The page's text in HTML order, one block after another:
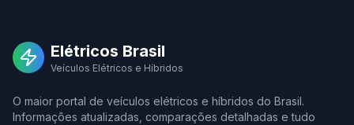
Elétricos Brasil
Veículos Elétricos e Híbridos
O maior portal de veículos elétricos e híbridos do Brasil.
Informações atualizadas, comparações detalhadas e tudo